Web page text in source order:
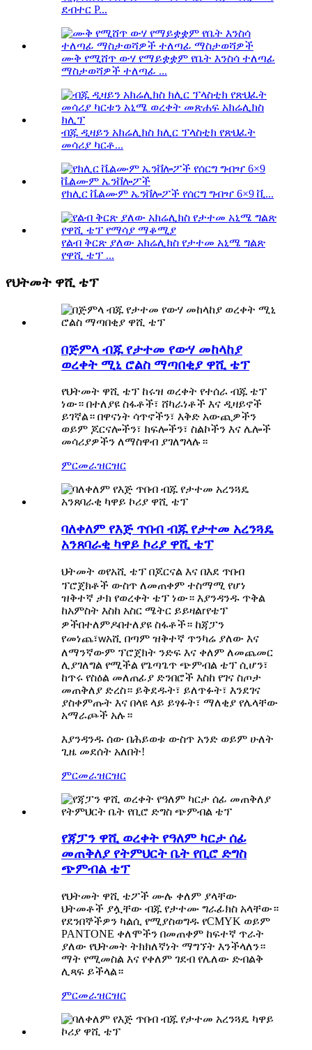
ደብተር P...
ሙቅ የሚሸጥ ውሃ የማይቋቋም የቤት እንስሳ ተለጣፊ
ማስታወሻዎች ተለጣፊ ...
ብጁ ዲዛይን አክሬሊክስ ክሊር ፕላስቲክ የጽህፈት
መሳሪያ ካርቶ...
የክሊር ቬልሙም ኤንቨሎፖች የሰርግ ግብዣ 6×9 ቪ...
የልብ ቅርጽ ያለው አክሬሊክስ የታተመ አኒሜ ግልጽ
የዋሺ ቴፕ ...
የህትመት ዋሺ ቴፕ
በጅምላ ብጁ የታተመ የውሃ መከላከያ
ወረቀት ሚኒ ሮልስ ማጣበቂያ ዋሺ ቴፕ
የህትመት ዋሺ ቴፕ ከሩዝ ወረቀት የተሰራ ብጁ ቴፕ
ነው። በተለያዩ ስፋቶች፣ ሸካራነቶች እና ዲዛይኖች
ይገኛል። በዋናነት ሳጥኖችን፣ እቅድ አውጪዎችን
ወይም ጆርናሎችን፣ ክፍሎችን፣ ስልኮችን እና ሌሎች
መሳሪያዎችን ለማስዋብ ያገለግላሉ።
ምርመራዝርዝር
ባለቀለም የእጅ ጥበብ ብጁ የታተመ አረንጓዴ
አንጸባራቂ ካዋይ ኮሪያ ዋሺ ቴፕ
ህትመት ወየአሺ ቴፕ በጆርናል እና በእደ ጥበብ
ፕሮጀክቶች ውስጥ ለመጠቀም ተስማሚ የሆነ
ዝቅተኛ ታክ የወረቀት ቴፕ ነው። እያንዳንዱ ጥቅል
ከአምስት እስከ አስር ሜትር ይይዛልrየቴፕ
ዎችበተለምዶበተለያዩ ስፋቶች። ከጃፓን
የመነጨ፣wአሺ በጣም ዝቅተኛ ጥንካሬ ያለው እና
ለማንኛውም ፕሮጀክት ንድፍ እና ቀለም ለመጨመር
ሊያገለግል የሚችል የጌጣጌጥ ጭምብል ቴፕ ሲሆን፣
ከጥሩ የስዕል መለጠፊያ ድንበሮች እስከ የገና ስጦታ
መጠቅለያ ድረስ። ይቅደዱት፣ ይለጥፉት፣ እንደገና
ያስቀምጡት እና በላዩ ላይ ይፃፉት፣ ማለቂያ የሌላቸው
አማራጮች አሉ።
እያንዳንዱ ሰው በሕይወቱ ውስጥ አንድ ወይም ሁለት
ጊዜ መደሰት አለበት!
ምርመራዝርዝር
የጃፓን ዋሺ ወረቀት የዓለም ካርታ ሰፊ
መጠቅለያ የትምህርት ቤት የቢሮ ድግስ
ጭምብል ቴፕ
የህትመት ዋሺ ቴፖች ሙሉ ቀለም ያላቸው
ህትመቶች ያሏቸው ብጁ የታተሙ ግራፊክስ አላቸው።
የደንበኞችዎን ካልሲ የሚያስወግዱ የCMYK ወይም
PANTONE ቀለሞችን በመጠቀም ከፍተኛ ጥራት
ያለው የህትመት ትክክለኛነት ማግኘት እንችላለን።
ማት የሚመስል እና የቀለም ገደብ የሌለው ድብልቅ
ሊጻፍ ይችላል።
ምርመራዝርዝር